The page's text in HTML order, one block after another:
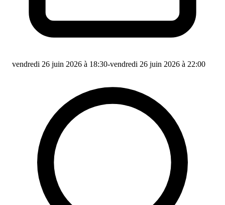
vendredi 26 juin 2026 à 18:30-vendredi 26 juin 2026 à 22:00